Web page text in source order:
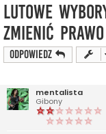
Lutowe
zmienić
ODPOWIEDZ
mentalista
Gibony